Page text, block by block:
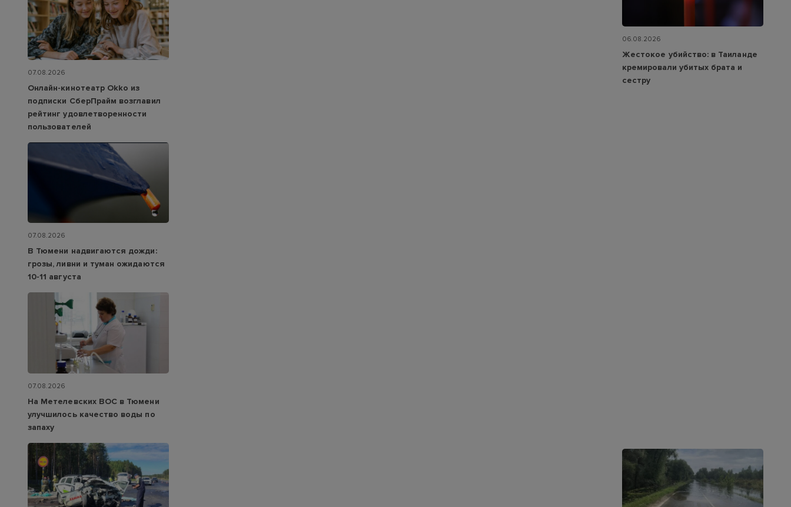
07.08.2026
Онлайн-кинотеатр Okko из
подписки СберПрайм возглавил
рейтинг удовлетворенности
пользователей
07.08.2026
В Тюмени надвигаются дожди:
грозы, ливни и туман ожидаются
10-11 августа
07.08.2026
На Метелевских ВОС в Тюмени
улучшилось качество воды по
запаху
06.08.2026
Жестокое убийство: в Таиланде
кремировали убитых брата и
сестру